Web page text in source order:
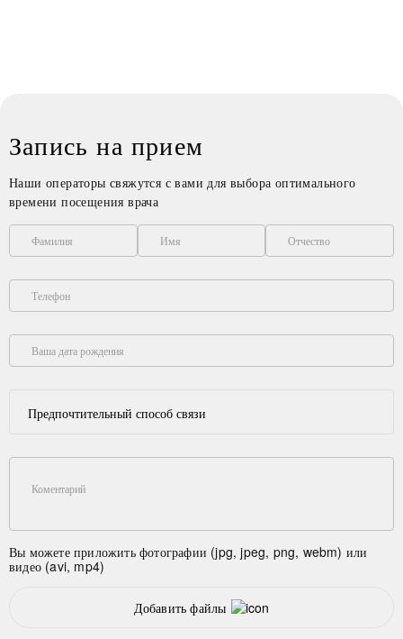
Запись на прием
Наши операторы свяжутся с вами для выбора оптимального
времени посещения врача
Фамилия Имя Отчество
Телефон
Ваша дата рождения
Предпочтительный способ связи
Коментарий
Вы можете приложить фотографии (jpg, jpeg, png, webm) или
видео (avi, mp4)
Добавить файлы